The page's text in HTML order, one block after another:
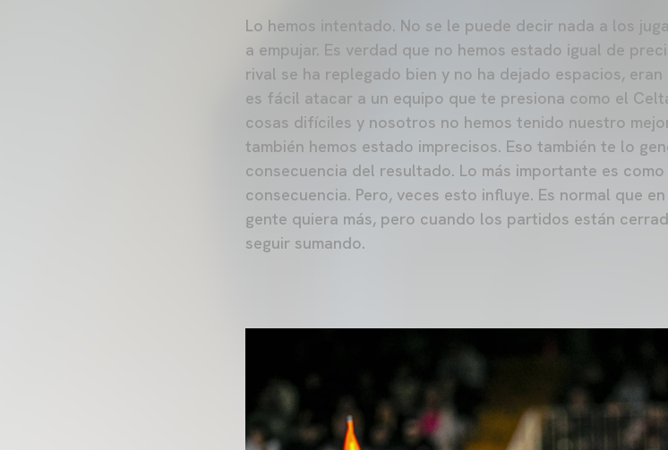
Lo hemos intentado. No se le puede decir nada a los
a empujar. Es verdad que no hemos estado igual de
rival se ha replegado bien y no ha dejado espacios,
es fácil atacar a un equipo que te presiona como el
cosas difíciles y nosotros no hemos tenido nuestro
también hemos estado imprecisos. Eso también te lo
consecuencia del resultado. Lo más importante es
consecuencia. Pero, veces esto influye. Es normal que
gente quiera más, pero cuando los partidos están
seguir sumando.